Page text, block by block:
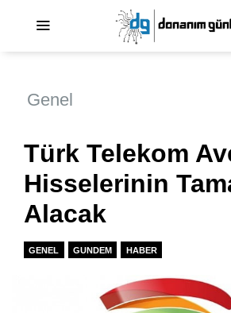
Genel
Türk Telekom
Hisselerinin
Alacak
GENEL GUNDEM HABER